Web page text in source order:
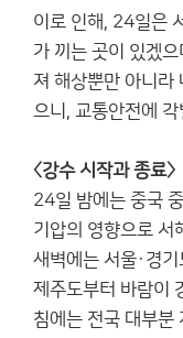
이로 인해, 24일은
가 끼는 곳이 있겠
져 해상뿐만 아니라
으니, 교통안전에
〈강수 시작과 종료〉
24일 밤에는 중국
기압의 영향으로 서
새벽에는 서울·경
제주도부터 바람이
침에는 전국 대부분